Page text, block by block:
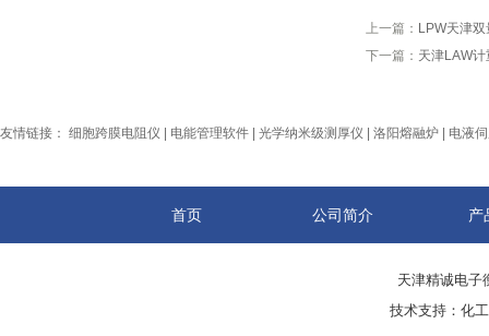
上一篇： LPW天津
下一篇： 天津LAW
友情链接： 细胞跨膜电阻仪 电能管理软件 光学纳米级测厚仪 洛阳熔融炉 电液
首页 公司简介 产
天津精诚电
技术支持： 化